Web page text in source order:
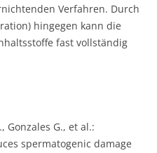
Verfahren. Durch
hingegen kann die
fast vollständig
Gonzales G., et al.:
spermatogenic damage